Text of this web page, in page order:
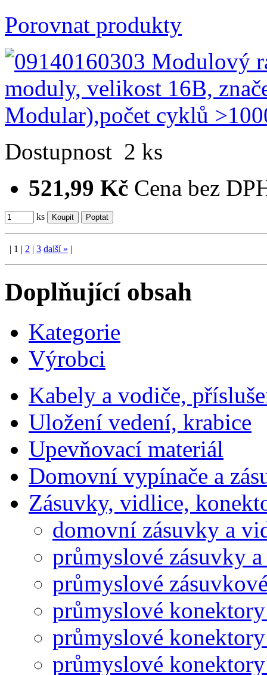
Porovnat produkty
Dostupnost 2 ks
521,99 Kč Cena bez
ks
| 1 | 2 | 3 další» |
Doplňující obsah
Kategorie
Výrobci
Kabely a vodiče,
Uložení vedení, krabice
Upevňovací materiál
Domovní vypínače a
Zásuvky, vidlice,
domovní zásuvky a
průmyslové zásuvky
průmyslové
průmyslové
průmyslové
průmyslové